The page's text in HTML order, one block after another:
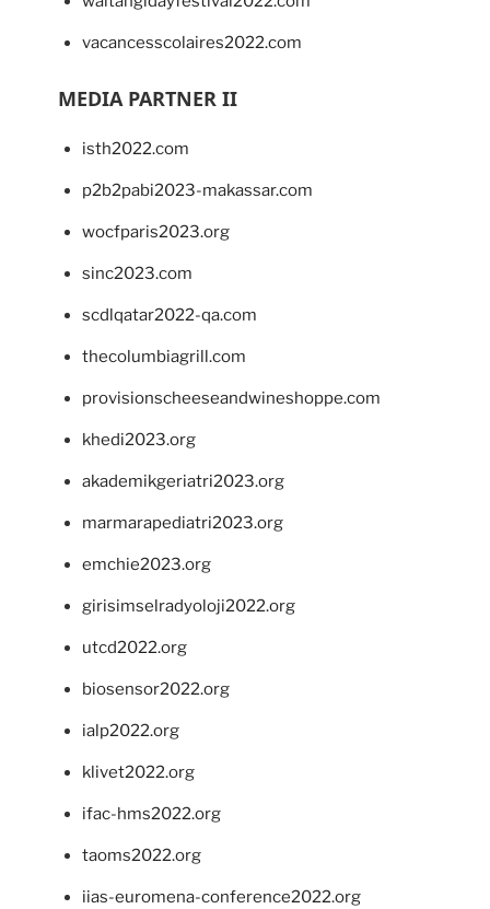
vacancesscolaires2022.com
MEDIA PARTNER II
isth2022.com
p2b2pabi2023-makassar.com
wocfparis2023.org
sinc2023.com
scdlqatar2022-qa.com
thecolumbiagrill.com
provisionscheeseandwineshoppe.com
khedi2023.org
akademikgeriatri2023.org
marmarapediatri2023.org
emchie2023.org
girisimselradyoloji2022.org
utcd2022.org
biosensor2022.org
ialp2022.org
klivet2022.org
ifac-hms2022.org
taoms2022.org
iias-euromena-conference2022.org